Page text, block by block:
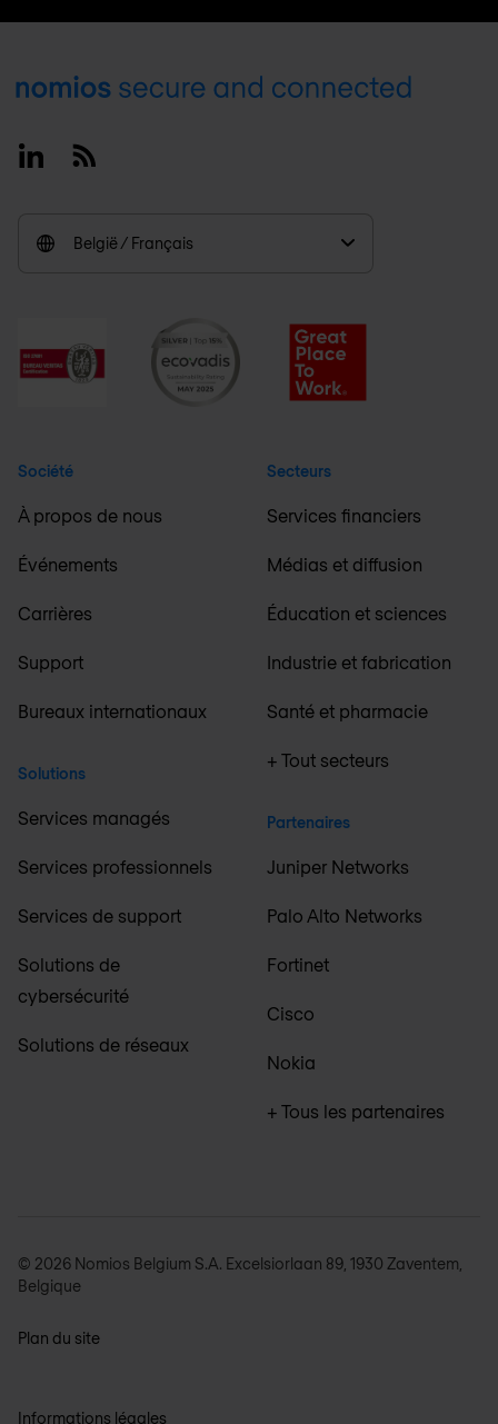
Footer
LinkedinRSS
België / Français
Société
À propos de nous
Événements
Carrières
Support
Bureaux internationaux
Solutions
Services managés
Services professionnels
Services de support
Solutions de
cybersécurité
Solutions de réseaux
Secteurs
Services financiers
Médias et diffusion
Éducation et sciences
Industrie et fabrication
Santé et pharmacie
+ Tout secteurs
Partenaires
Juniper Networks
Palo Alto Networks
Fortinet
Cisco
Nokia
+ Tous les partenaires
© 2026 Nomios Belgium S.A. Excelsiorlaan 89, 1930 Zaventem,
Belgique
Plan du site
Informations légales